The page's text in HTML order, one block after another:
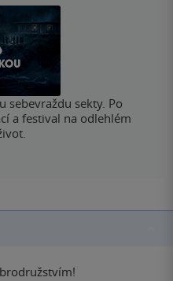
sebevraždu sekty. Po
a festival na odlehlém